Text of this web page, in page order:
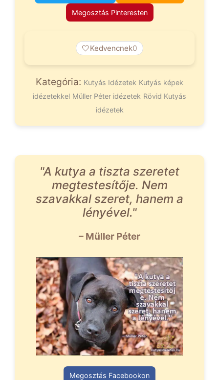
Megosztás Pinteresten
🤍Kedvencnek0
Kategória: Kutyás Idézetek Kutyás képek
idézetekkel Müller Péter idézetek Rövid Kutyás
idézetek
"A kutya a tiszta szeretet
megtestesítője. Nem
szavakkal szeret, hanem a
lényével."
– Müller Péter
Megosztás Facebookon